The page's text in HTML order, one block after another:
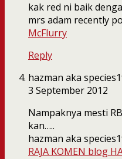
kak red ni baik
mrs adam recently
McFlurry
Reply
hazman aka
3 September 2012
Nampaknya mesti
kan…..
hazman aka
RAJA KOMEN blog